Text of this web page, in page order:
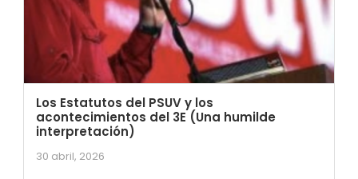
Los Estatutos del PSUV y los
acontecimientos del 3E (Una humilde
interpretación)
30 abril, 2026